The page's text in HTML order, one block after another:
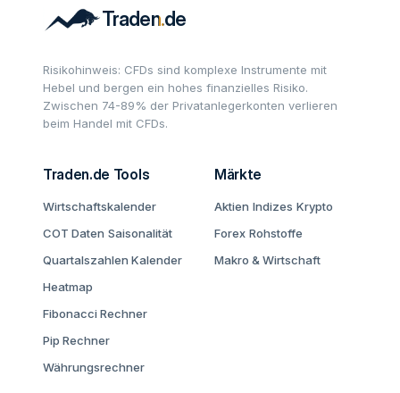
Risikohinweis: CFDs sind komplexe Instrumente mit
Hebel und bergen ein hohes finanzielles Risiko.
Zwischen 74-89% der Privatanlegerkonten verlieren
beim Handel mit CFDs.
Traden.de Tools
Wirtschaftskalender
COT Daten Saisonalität
Quartalszahlen Kalender
Heatmap
Fibonacci Rechner
Pip Rechner
Währungsrechner
Märkte
Aktien Indizes Krypto
Forex Rohstoffe
Makro & Wirtschaft